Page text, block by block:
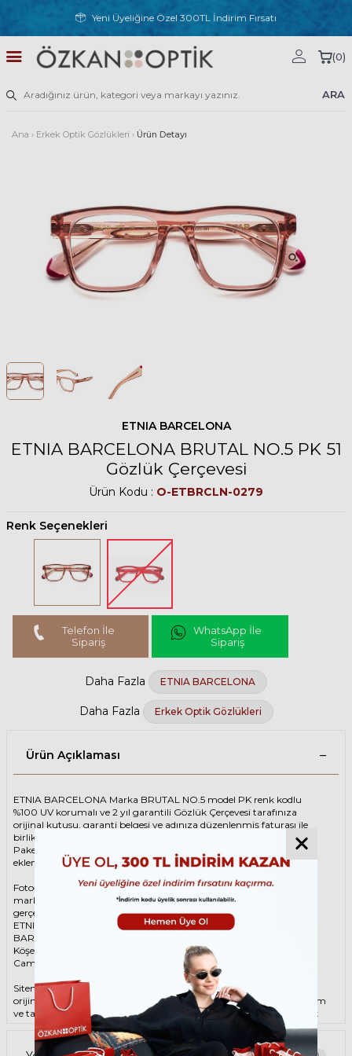
Yeni Üyeliğine Özel 300TL İndirim Fırsatı
ARA
(0)
Ana › Erkek Optik Gözlükleri › Ürün Detayı
ETNIA BARCELONA
ETNIA BARCELONA BRUTAL NO.5 PK 51
Gözlük Çerçevesi
Ürün Kodu : O-ETBRCLN-0279
Renk Seçenekleri
Telefon İle
Sipariş
WhatsApp İle
Sipariş
Daha Fazla ETNIA BARCELONA
Daha Fazla Erkek Optik Gözlükleri
Ürün Açıklaması
ETNIA BARCELONA Marka BRUTAL NO.5 model PK renk kodlu
%100 UV korumalı ve 2 yıl garantili Gözlük Çerçevesi tarafınıza
orijinal kutusu, garanti belgesi ve adınıza düzenlenmiş faturası ile
birlikte özenle paketlenerek kargoya teslim edilir.
Paketinize ek olarak silme bezi ve temizleme spreyi ücretsiz olarak
eklenmektedir.
Fotoğraftaki Gözlük Çerçevesi kutusu gösterim amaçlı olup
markanın orijinal alternatiflerinden gönderim
gerçekleştirilebilmektedir.
ETNIA BARCELONA Unisex Pembe Gözlük ÇerçevesiETNIA
BARCELONA BRUTAL NO.5 PK 51 Gözlük Çerçevesi çerçeve şekli
Köşeli, hammaddesi Asetat, çerçeve rengi Pembe renktir.
Camlar %100 korumalı renkli camların materyali ‘dir.
Sitemizden alacağınız ETNIA BARCELONA Gözlük Çerçevesi %100
orijinal ve 2 yıl garantilidir. Garanti kapsamındaki tüm parça değişim
ve tamir işlemlerini
ÖZKAN OPTİK
mağazalarından ücretsiz olarak
destek alabilirsiniz.
Garanti kapsamı dışındaki tüm parça değişim ve tamir işlemleri için